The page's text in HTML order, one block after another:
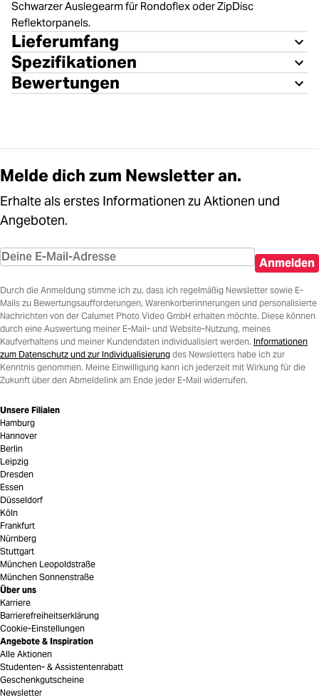
Schwarzer Auslegearm für Rondoflex oder ZipDisc
Reflektorpanels.
Lieferumfang
Spezifikationen
Bewertungen
Melde dich zum Newsletter an.
Erhalte als erstes Informationen zu Aktionen und
Angeboten.
Anmelden
Durch die Anmeldung stimme ich zu, dass ich regelmäßig Newsletter sowie E-
Mails zu Bewertungsaufforderungen, Warenkorberinnerungen und personalisierte
Nachrichten von der Calumet Photo Video GmbH erhalten möchte. Diese können
durch eine Auswertung meiner E-Mail- und Website-Nutzung, meines
Kaufverhaltens und meiner Kundendaten individualisiert werden. Informationen
zum Datenschutz und zur Individualisierung des Newsletters habe ich zur
Kenntnis genommen. Meine Einwilligung kann ich jederzeit mit Wirkung für die
Zukunft über den Abmeldelink am Ende jeder E-Mail widerrufen.
Unsere Filialen
Hamburg
Hannover
Berlin
Leipzig
Dresden
Essen
Düsseldorf
Köln
Frankfurt
Nürnberg
Stuttgart
München Leopoldstraße
München Sonnenstraße
Über uns
Karriere
Barrierefreiheitserklärung
Cookie-Einstellungen
Angebote & Inspiration
Alle Aktionen
Studenten- & Assistentenrabatt
Geschenkgutscheine
Newsletter